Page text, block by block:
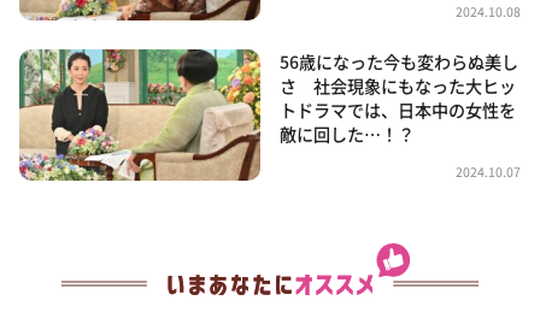
2024.10.08
56歳になった今も変わらぬ美し
さ 社会現象にもなった大ヒッ
トドラマでは、日本中の女性を
敵に回した…！？
2024.10.07